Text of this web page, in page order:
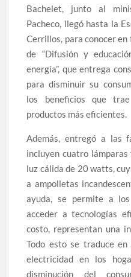
Bachelet, junto al
Pacheco, llegó hasta la
Cerrillos, para conocer
de “Difusión y
energía”, que entrega
para disminuir su
los beneficios que
productos más eficientes.
Además, entregó a las
incluyen cuatro
luz cálida de 20 watts,
a ampolletas
ayuda, se permite a
acceder a tecnologías
costo, representan una
Todo esto se traduce
electricidad en los
disminución del